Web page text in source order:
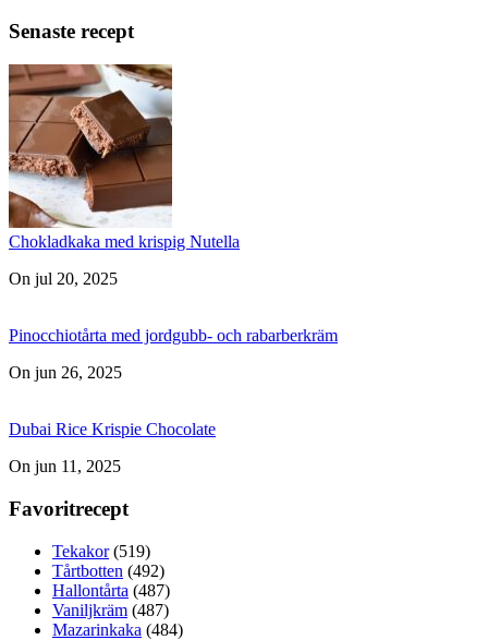
Senaste recept
Chokladkaka med krispig Nutella
On jul 20, 2025
Pinocchiotårta med jordgubb- och rabarberkräm
On jun 26, 2025
Dubai Rice Krispie Chocolate
On jun 11, 2025
Favoritrecept
Tekakor(519)
Tårtbotten (492)
Hallontårta (487)
Vaniljkräm (487)
Mazarinkaka (484)